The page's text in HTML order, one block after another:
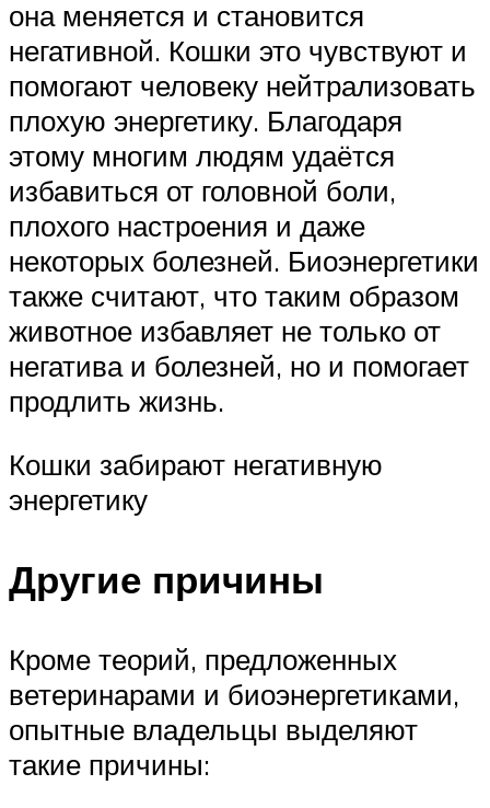
она меняется и становится
негативной. Кошки это чувствуют и
помогают человеку нейтрализовать
плохую энергетику. Благодаря
этому многим людям удаётся
избавиться от головной боли,
плохого настроения и даже
некоторых болезней. Биоэнергетики
также считают, что таким образом
животное избавляет не только от
негатива и болезней, но и помогает
продлить жизнь.
Кошки забирают негативную
энергетику
Другие причины
Кроме теорий, предложенных
ветеринарами и биоэнергетиками,
опытные владельцы выделяют
такие причины: